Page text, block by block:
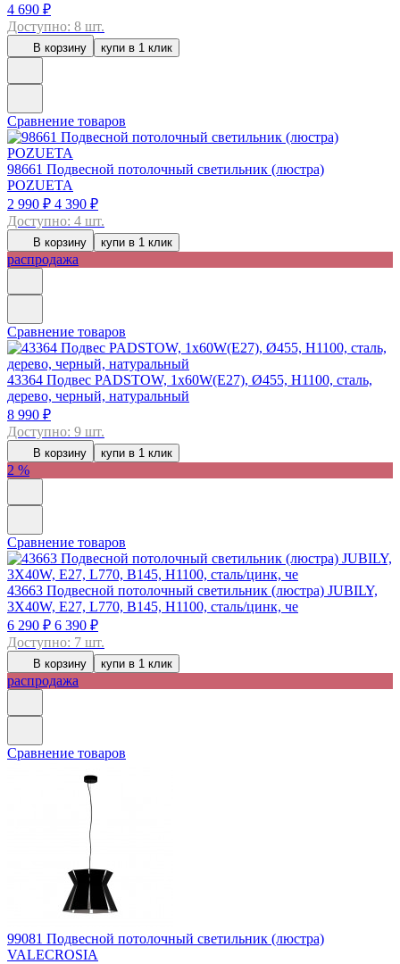
4 690 ₽
Доступно: 8 шт.
В корзину купи в 1 клик
Сравнение товаров
98661 Подвесной потолочный светильник (люстра)
POZUETA
2 990 ₽ 4 390 ₽
Доступно: 4 шт.
В корзину купи в 1 клик
распродажа
Сравнение товаров
43364 Подвес PADSTOW, 1х60W(E27), Ø455, H1100, сталь,
дерево, черный, натуральный
8 990 ₽
Доступно: 9 шт.
В корзину купи в 1 клик
2 %
Сравнение товаров
43663 Подвесной потолочный светильник (люстра) JUBILY,
3Х40W, E27, L770, B145, H1100, сталь/цинк, че
6 290 ₽ 6 390 ₽
Доступно: 7 шт.
В корзину купи в 1 клик
распродажа
Сравнение товаров
99081 Подвесной потолочный светильник (люстра)
VALECROSIA